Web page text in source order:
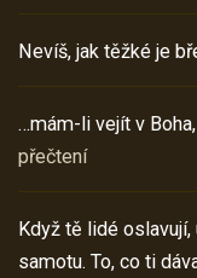
Nevíš, jak těžké je
…mám-li vejít v
přečtení
Když tě lidé
samotu. To, co ti